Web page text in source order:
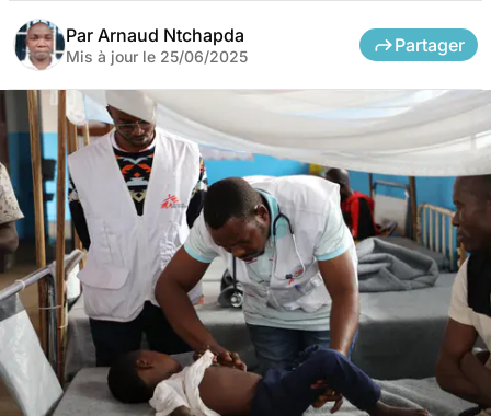
Par Arnaud Ntchapda
Mis à jour le 25/06/2025
Partager